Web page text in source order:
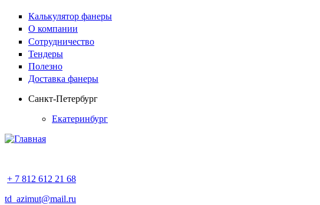
Калькулятор фанеры
О компании
Сотрудничество
Тендеры
Полезно
Доставка фанеры
Санкт-Петербург
Екатеринбург
+ 7 812 612 21 68
td_azimut@mail.ru